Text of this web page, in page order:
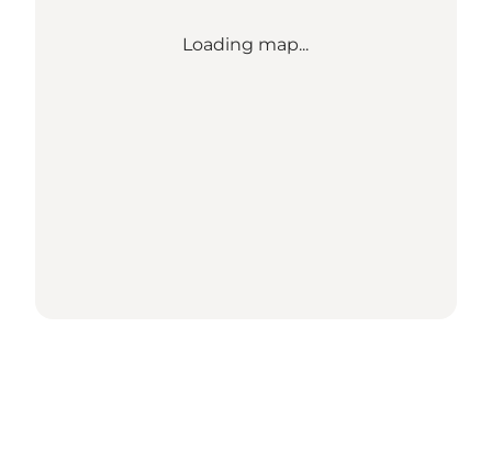
Loading map...